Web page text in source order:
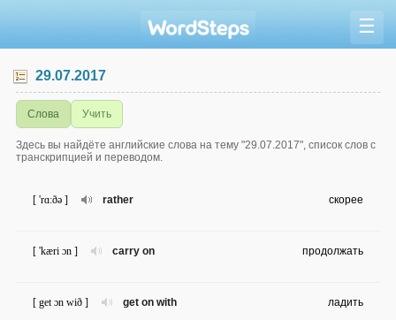
☰
29.07.2017
Слова Учить
Здесь вы найдёте английские слова на тему "29.07.2017", список слов с
транскрипцией и переводом.
rather
[ 'rɑ:ðə ] скорее
carry on
[ 'kæri ɔn ] продолжать
get on with
[ get ɔn wið ] ладить